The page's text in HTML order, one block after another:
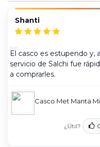
Shanti
El casco es estupendo y,
servicio de Salchi fue
a comprarles.
Casco Met Manta
¿Útil?